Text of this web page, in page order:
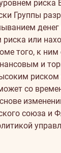
риска
Группы
или
того, к ним
и
риском
со
союза и